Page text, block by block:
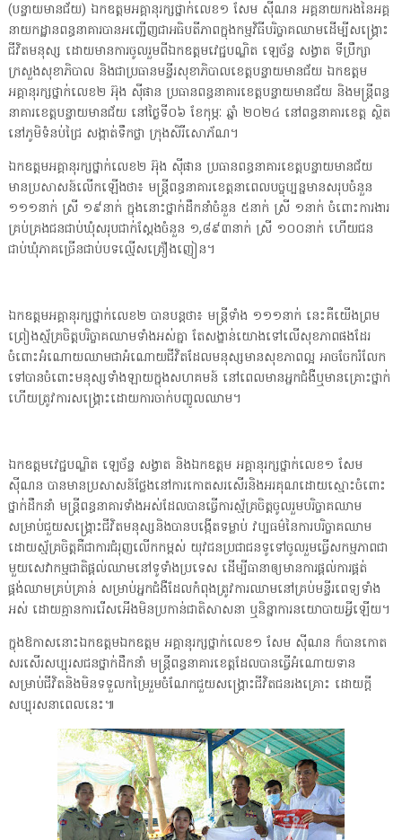
(បន្ទាយមានជ័យ) ឯកឧត្តមអគ្គានុរក្សថ្នាក់លេខ១ សែម សុីណន អគ្គនាយករងនៃអគ្គ
នាយកដ្ឋានពន្ធនាគារបានអញ្ជើញជាអធិបតីភាពក្នុងកម្មវិធីបរិច្ចាគឈាមដើម្បីសង្គ្រោះ
ជីវិតមនុស្ស ដោយមានការចូលរួមពីឯកឧត្តមវេជ្ជបណ្ឌិត ឡេច័ន្ទ សង្វាត ទីប្រឹក្សា
ក្រសួងសុខាភិបាល និងជាប្រធានមន្ទីរសុខាភិបាលខេត្តបន្ទាយមានជ័យ ឯកឧត្តម
អគ្គានុរក្សថ្នាក់លេខ២ អ៊ុង សុីផាន ប្រធានពន្ធនាគារខេត្តបន្ទាយមានជ័យ និងមន្ត្រីពន្ធ
នាគារខេត្តបន្ទាយមានជ័យ នៅថ្ងៃទី០៦ ខែកុម្ភៈ ឆ្នាំ ២០២៤ នៅពន្ធនាគារខេត្ត ស្ថិត
នៅភូមិទំនប់ជ្រៃ សង្កាត់ទឹកថ្លា ក្រុងសិរីសោភ័ណ។
ឯកឧត្តមអគ្គានុរក្សថ្នាក់លេខ២ អ៊ុង សុីផាន ប្រធានពន្ធនាគារខេត្តបន្ទាយមានជ័យ
មានប្រសាសន៍លើកឡើងថា៖ មន្ត្រីពន្ធនាគារខេត្តនាពេលបច្ចុប្បន្នមានសរុបចំនួន
១១១នាក់ ស្រី ១៩នាក់ ក្នុងនោះថ្នាក់ដឹកនាំចំនួន ៥នាក់ ស្រី ១នាក់ ចំពោះការងារ
គ្រប់គ្រងជនជាប់ឃុំសរុបជាក់ស្ដែងចំនួន ១,៨៩៣នាក់ ស្រី ១០០នាក់ ហើយជន
ជាប់ឃុំភាគច្រើនជាប់បទល្មើសគ្រឿងញៀន។
ឯកឧត្តមអគ្គានុរក្សថ្នាក់លេខ២ បានបន្តថា៖ មន្ត្រីទាំង ១១១នាក់ នេះគឺយើងព្រម
ព្រៀងស្ម័គ្រចិត្តបរិច្ចាគឈាមទាំងអស់គ្នា តែសង្ខាន់យោងទៅលើសុខភាពផងដែរ
ចំពោះអំណោយឈាមជាអំណោយជីវិតដែលមនុស្សមានសុខភាពល្អ អាចចែករំលែក
ទៅបានចំពោះមនុស្សទាំងឡាយក្នុងសហគមន៍ នៅពេលមានអ្នកជំងឺឬមានគ្រោះថ្នាក់
ហើយត្រូវការសង្គ្រោះដោយការចាក់បញ្ចូលឈាម។
ឯកឧត្តមវេជ្ជបណ្ឌិត ឡេច័ន្ទ សង្វាត និងឯកឧត្តម អគ្គានុរក្សថ្នាក់លេខ១ សែម
សុីណន បានមានប្រសាសន៍ថ្លែងនៅការកោតសរសើរនិងអរគុណដោយស្មោះចំពោះ
ថ្នាក់ដឹកនាំ មន្ត្រីពន្ធនាគារទាំងអស់ដែលបានធ្វើការស្ម័គ្រចិត្តចូលរួមបរិច្ចាគឈាម
សម្រាប់ជួយសង្គ្រោះជីវិតមនុស្សនិងបានបង្កើតទម្លាប់ វប្បធម៌នៃការបរិច្ចាគឈាម
ដោយស្ម័គ្រចិត្តគឺជាការជំរុញលើកកម្ពស់ យុវជនប្រជាជនទូទៅចូលរួមធ្វើសកម្មភាពជា
មួយសេវាកម្មជាតិផ្ដល់ឈាមនៅទូទាំងប្រទេស ដើម្បីធានាឲ្យមានការផ្ដល់ការផ្គត់
ផ្គង់ឈាមគ្រប់គ្រាន់ សម្រាប់អ្នកជំងឺដែលកំពុងត្រូវការឈាមនៅគ្រប់មន្ទីរពេទ្យទាំង
អស់ ដោយគ្មានការរើសអើងមិនប្រកាន់ជាតិសាសនា ឬនិន្នាការនយោបាយអ្វីឡើយ។
ក្នុងឱកាសនោះឯកឧត្តមឯកឧត្តម អគ្គានុរក្សថ្នាក់លេខ១ សែម សុីណន ក៏បានកោត
សរសើរសប្បុរសជនថ្នាក់ដឹកនាំ មន្ត្រីពន្ធនាគារខេត្តដែលបានធ្វើអំណោយទាន
សម្រាប់ជីវិតនិងមិនទទួលកម្រៃរួមចំណែកជួយសង្គ្រោះជីវិតជនរងគ្រោះ ដោយក្ដី
សប្បុរសនាពេលនេះ៕